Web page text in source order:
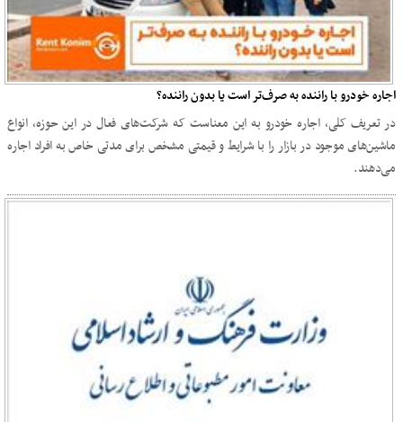
اجاره خودرو با راننده به صرف‌تر است یا بدون راننده؟
در تعریف کلی، اجاره خودرو به این معناست که شرکت‌های فعال در این حوزه، انواع
ماشین‌های موجود در بازار را با شرایط و قیمتی مشخص برای مدتی خاص به افراد اجاره
می‌دهند.